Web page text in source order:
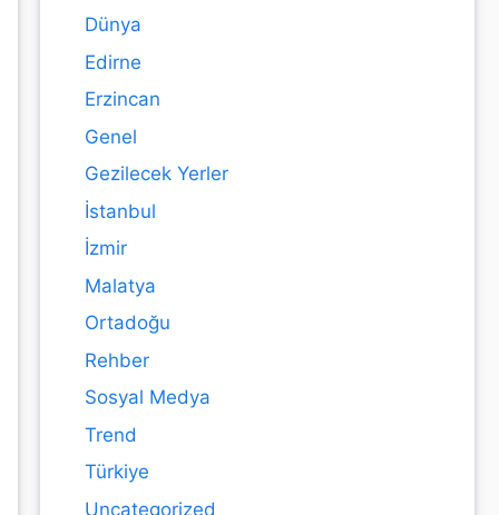
Dünya
Edirne
Erzincan
Genel
Gezilecek Yerler
İstanbul
İzmir
Malatya
Ortadoğu
Rehber
Sosyal Medya
Trend
Türkiye
Uncategorized